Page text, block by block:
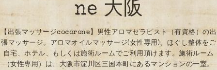
ne 大阪
【出張マッサージcocorone】男性アロマセラピスト（有資格）の出
張マッサージ。アロマオイルマッサージ(女性専用)、ほぐし整体をご
自宅、ホテル、もしくは施術ルームでご利用頂けます。施術ルーム
（女性専用）は、大阪市淀川区三国本町にあるマンションの一室。